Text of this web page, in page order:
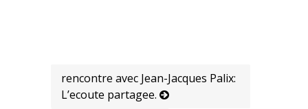
rencontre avec Jean-Jacques Palix:
L’ecoute partagee.